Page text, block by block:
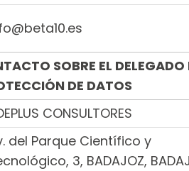
SOBRE EL DELEGADO
DE DATOS
CONSULTORES
del Parque Científico y
3, BADAJOZ,